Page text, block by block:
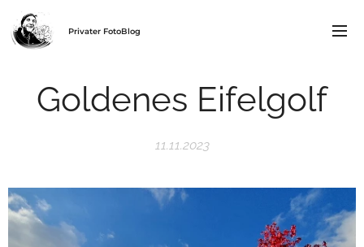
Privater FotoBlog
Goldenes Eifelgolf
11.11.2023